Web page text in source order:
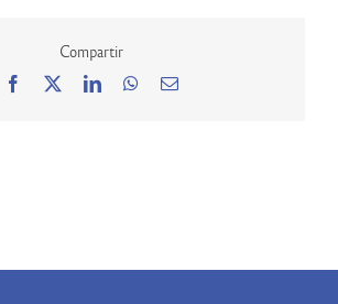
Compartir
Facebook LinkedInWhatsApp
Correo